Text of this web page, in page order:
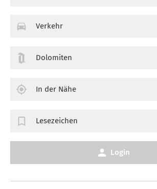
Verkehr
Dolomiten
In der Nähe
Lesezeichen
Login